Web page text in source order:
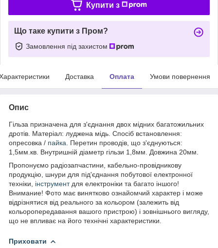
Купити з
Що таке купити з Пром?
Замовлення під захистом
Доставка Оплата Умови повернення
Опис
Гільза призначена для з'єднання двох мідних багатожильних
дротів. Матеріал: луджена мідь. Спосіб встановлення:
опресовка / пайка Перетин проводів, що з'єднуються:
1,5мм.кв. Внутришній діаметр гільзи 1,8мм. Довжина 20мм.
Пропонуємо радіозапчастини, кабельно-провідникову
продукцію, шнури для під'єднання побутової електронної
техніки, інструментдля електроніки та багато іншого!
Внимание! Фото має винятково ознайомчий характер і може
відрізнятися від реального за кольором (залежить від
кольоропередавання вашого пристрою) і зовнішнього вигляду,
що не впливає на його технічні характеристики.
Приховати